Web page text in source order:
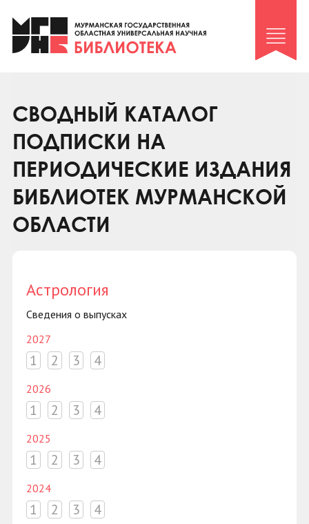
Клуб «Гиря и сельдерей»
Клуб «Семейный архив»
Коллегам
Контакты
СВОДНЫЙ КАТАЛОГ
ПОДПИСКИ НА
ПЕРИОДИЧЕСКИЕ ИЗДАНИЯ
БИБЛИОТЕК МУРМАНСКОЙ
ОБЛАСТИ
Астрология
Сведения о выпусках
2027
1 2 3 4
2026
1 2 3 4
2025
1 2 3 4
2024
1 2 3 4